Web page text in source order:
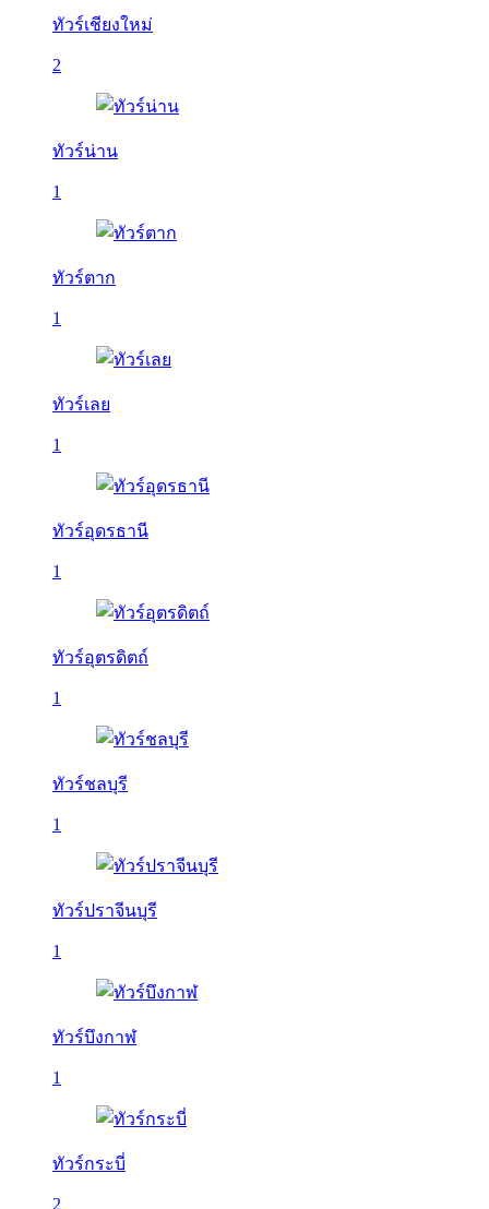
ทัวร์เชียงใหม่
2
ทัวร์น่าน
1
ทัวร์ตาก
1
ทัวร์เลย
1
ทัวร์อุดรธานี
1
ทัวร์อุตรดิตถ์
1
ทัวร์ชลบุรี
1
ทัวร์ปราจีนบุรี
1
ทัวร์บึงกาฬ
1
ทัวร์กระบี่
2